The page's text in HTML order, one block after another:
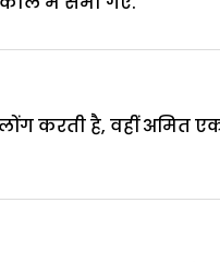
करती है, वहीं अमित